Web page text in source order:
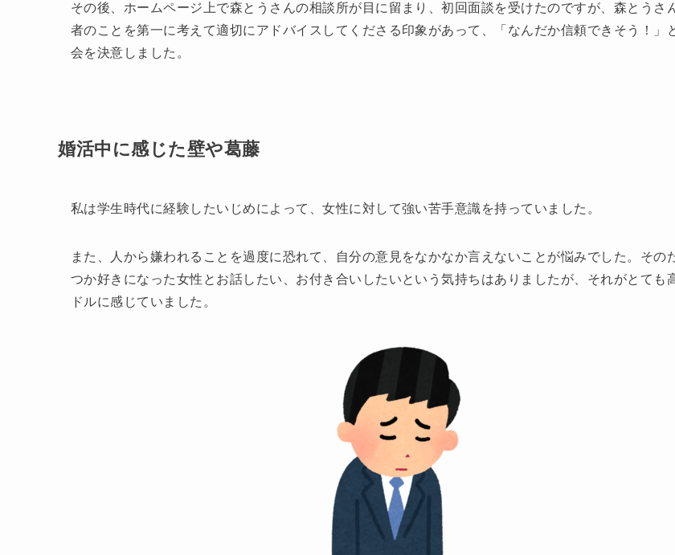
その後、ホームページ上で森とうさんの相談所が目に留まり、初回面談を受けたのですが、森とうさ
者のことを第一に考えて適切にアドバイスしてくださる印象があって、「なんだか信頼できそう！」
会を決意しました。
︎婚活中に感じた壁や葛藤
私は学生時代に経験したいじめによって、女性に対して強い苦手意識を持っていました。
また、人から嫌われることを過度に恐れて、自分の意見をなかなか言えないことが悩みでした。その
つか好きになった女性とお話したい、お付き合いしたいという気持ちはありましたが、それがとても
ドルに感じていました。︎